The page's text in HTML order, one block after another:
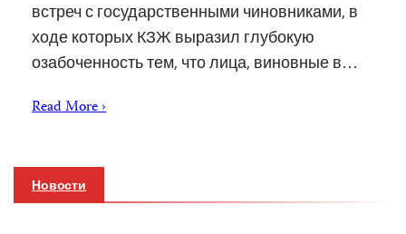
встреч с государственными чиновниками, в
ходе которых КЗЖ выразил глубокую
озабоченность тем, что лица, виновные в…
Read More ›
Новости